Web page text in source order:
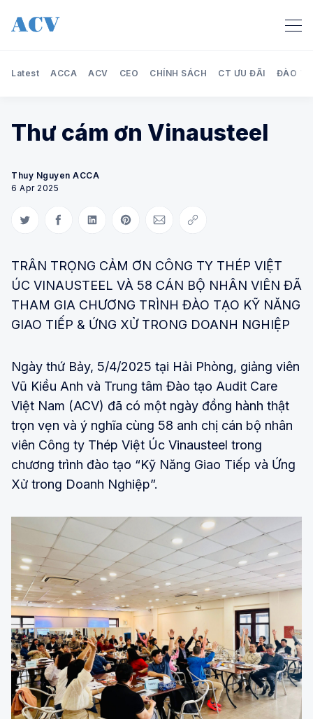
Latest ACCA ACV CEO CHÍNH SÁCH CT ƯU ĐÃI ĐÀO
Thư cám ơn Vinausteel
Thuy Nguyen ACCA
6 Apr 2025
Share on Twitter
Share on Facebook
Share on LinkedIn
Share on Pinterest
Share via Email
Copy link
TRÂN TRỌNG CẢM ƠN CÔNG TY THÉP VIỆT
ÚC VINAUSTEEL VÀ 58 CÁN BỘ NHÂN VIÊN ĐÃ
THAM GIA CHƯƠNG TRÌNH ĐÀO TẠO KỸ NĂNG
GIAO TIẾP & ỨNG XỬ TRONG DOANH NGHIỆP
Ngày thứ Bảy, 5/4/2025 tại Hải Phòng, giảng viên
Vũ Kiều Anh và Trung tâm Đào tạo Audit Care
Việt Nam (ACV) đã có một ngày đồng hành thật
trọn vẹn và ý nghĩa cùng 58 anh chị cán bộ nhân
viên Công ty Thép Việt Úc Vinausteel trong
chương trình đào tạo “Kỹ Năng Giao Tiếp và Ứng
Xử trong Doanh Nghiệp”.